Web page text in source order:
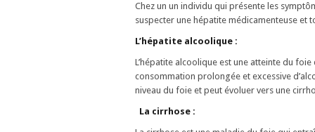
Chez un un individu qui présente les
suspecter une hépatite médicamenteuse et
L’hépatite alcoolique :
L’hépatite alcoolique est une atteinte du
consommation prolongée et excessive
niveau du foie et peut évoluer vers une
La cirrhose :